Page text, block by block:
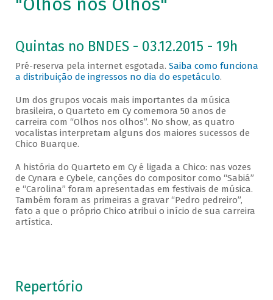
"Olhos nos Olhos"
Quintas no BNDES - 03.12.2015 - 19h
Pré-reserva pela internet esgotada. Saiba como funciona
a distribuição de ingressos no dia do espetáculo.
Um dos grupos vocais mais importantes da música
brasileira, o Quarteto em Cy comemora 50 anos de
carreira com “Olhos nos olhos”. No show, as quatro
vocalistas interpretam alguns dos maiores sucessos de
Chico Buarque.
A história do Quarteto em Cy é ligada a Chico: nas vozes
de Cynara e Cybele, canções do compositor como “Sabiá”
e “Carolina” foram apresentadas em festivais de música.
Também foram as primeiras a gravar “Pedro pedreiro”,
fato a que o próprio Chico atribui o início de sua carreira
artística.
Repertório